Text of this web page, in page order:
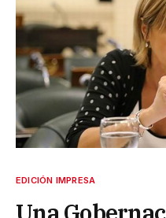
EDICIÓN IMPRESA